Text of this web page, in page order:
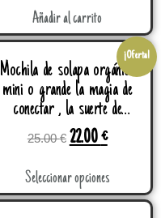
Añadir al carrito
¡Oferta!
Mochila de solapa orgánica
mini o grande la magia de
conectar , la suerte de
coincidir
25.00€ 22.00€
Seleccionar opciones